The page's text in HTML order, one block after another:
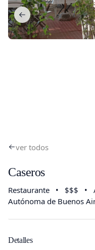
ver todos
Caseros
Restaurante • $$$ •
Autónoma de Buenos
Detalles